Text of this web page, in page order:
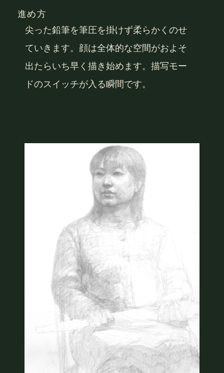
進め方
尖った鉛筆を筆圧を掛けず柔らかくのせ
ていきます。顔は全体的な空間がおよそ
出たらいち早く描き始めます。描写モー
ドのスイッチが入る瞬間です。